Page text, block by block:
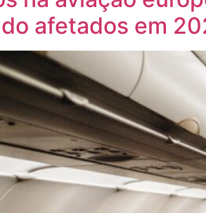
afetados em